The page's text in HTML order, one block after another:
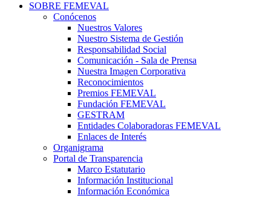
SOBRE FEMEVAL
Conócenos
Nuestros Valores
Nuestro Sistema de Gestión
Responsabilidad Social
Comunicación - Sala de Prensa
Nuestra Imagen Corporativa
Reconocimientos
Premios FEMEVAL
Fundación FEMEVAL
GESTRAM
Entidades Colaboradoras FEMEVAL
Enlaces de Interés
Organigrama
Portal de Transparencia
Marco Estatutario
Información Institucional
Información Económica